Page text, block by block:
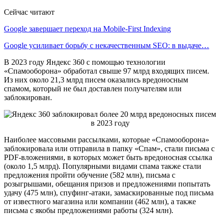
Сейчас читают
Google завершает переход на Mobile-First Indexing
Google усиливает борьбу с некачественным SEO: в выдаче…
В 2023 году Яндекс 360 с помощью технологии
«Спамооборона» обработал свыше 97 млрд входящих писем.
Из них около 21,3 млрд писем оказались вредоносным
спамом, который не был доставлен получателям или
заблокирован.
Наиболее массовыми рассылками, которые «Спамооборона»
заблокировала или отправила в папку «Спам», стали письма с
PDF-вложениями, в которых может быть вредоносная ссылка
(около 1,5 млрд). Популярными видами спама также стали
предложения пройти обучение (582 млн), письма с
розыгрышами, обещания призов и предложениями попытать
удачу (475 млн), спуфинг-атаки, замаскированные под письма
от известного магазина или компании (462 млн), а также
письма с якобы предложениями работы (324 млн).